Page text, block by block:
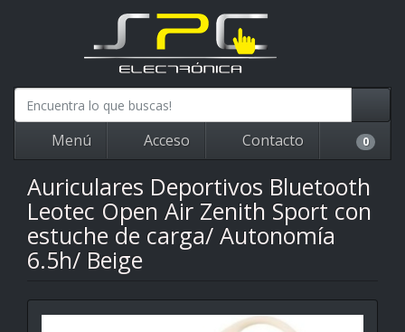
Menú Acceso Contacto 0
Auriculares Deportivos Bluetooth
Leotec Open Air Zenith Sport con
estuche de carga/ Autonomía
6.5h/ Beige